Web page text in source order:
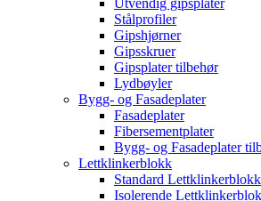
Utvendig gipsplater
Stålprofiler
Gipshjørner
Gipsskruer
Gipsplater tilbehør
Lydbøyler
Bygg- og Fasadeplater
Fasadeplater
Fibersementplater
Bygg- og Fasadeplater
Lettklinkerblokk
Standard Lettklinkerblokk
Isolerende